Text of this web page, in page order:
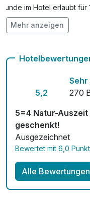
Hunde im Hotel erlaubt
Auch vegetarische Speisen
Mehr anzeigen
5,2
270
5=4 Natur-Auszeit
geschenkt!
Ausgezeichnet
Bewertet mit 6,0
Alle Bewertungen